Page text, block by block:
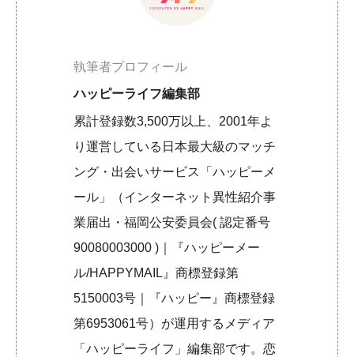
執筆者プロフィール
ハッピーライフ編集部
累計登録数3,500万以上、2001年よ
り運営している日本最大級のマッチ
ング・出会いサービス「ハッピーメ
ール」（インターネット異性紹介事
業届出・福岡公安委員会( 認定番号
90080003000 )｜『ハッピーメー
ル/HAPPYMAIL』商標登録第
5150003号｜『ハッピー』商標登録
第6953061号）が運用するメディア
「ハッピーライフ」編集部です。恋